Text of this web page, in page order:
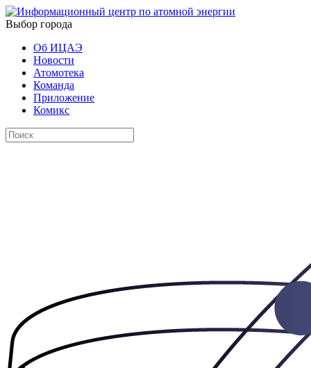
Выбор города
Об ИЦАЭ
Новости
Атомотека
Команда
Приложение
Комикс